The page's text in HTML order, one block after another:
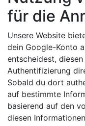
für die
Unsere Website
dein Google-Konto
entscheidest,
Authentifizierung
Sobald du dort
auf bestimmte
basierend auf den
diesen